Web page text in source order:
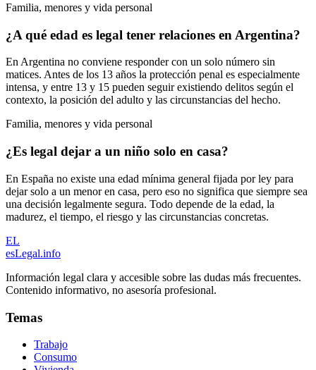
Familia, menores y vida personal
¿A qué edad es legal tener relaciones en Argentina?
En Argentina no conviene responder con un solo número sin
matices. Antes de los 13 años la protección penal es especialmente
intensa, y entre 13 y 15 pueden seguir existiendo delitos según el
contexto, la posición del adulto y las circunstancias del hecho.
Familia, menores y vida personal
¿Es legal dejar a un niño solo en casa?
En España no existe una edad mínima general fijada por ley para
dejar solo a un menor en casa, pero eso no significa que siempre sea
una decisión legalmente segura. Todo depende de la edad, la
madurez, el tiempo, el riesgo y las circunstancias concretas.
EL
esLegal.info
Información legal clara y accesible sobre las dudas más frecuentes.
Contenido informativo, no asesoría profesional.
Temas
Trabajo
Consumo